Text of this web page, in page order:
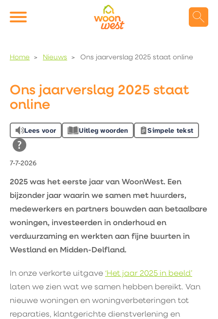
Naar de homepage
Ga naar Hoofd
Home Nieuws Ons jaarverslag 2025 staat online
Ons jaarverslag 2025 staat
online
Lees voor Uitleg woorden Simpele tekst
7-7-2026
2025 was het eerste jaar van WoonWest. Een
bijzonder jaar waarin we samen met huurders,
medewerkers en partners bouwden aan betaalbare
woningen, investeerden in onderhoud en
verduurzaming en werkten aan fijne buurten in
Westland en Midden-Delfland.
In onze verkorte uitgave ‘Het jaar 2025 in beeld’
laten we zien wat we samen hebben bereikt. Van
nieuwe woningen en woningverbeteringen tot
reparaties, klantgerichte dienstverlening en